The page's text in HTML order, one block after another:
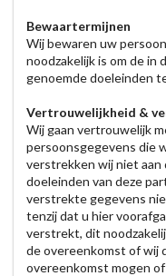
Bewaartermijnen
Wij bewaren uw
noodzakelijk is om de in
genoemde doeleinden
Vertrouwelijkheid &
Wij gaan vertrouwelijk
persoonsgegevens die
verstrekken wij niet
doeleinden van deze
verstrekte gegevens
tenzij dat u hier
verstrekt, dit
de overeenkomst of wij
overeenkomst mogen